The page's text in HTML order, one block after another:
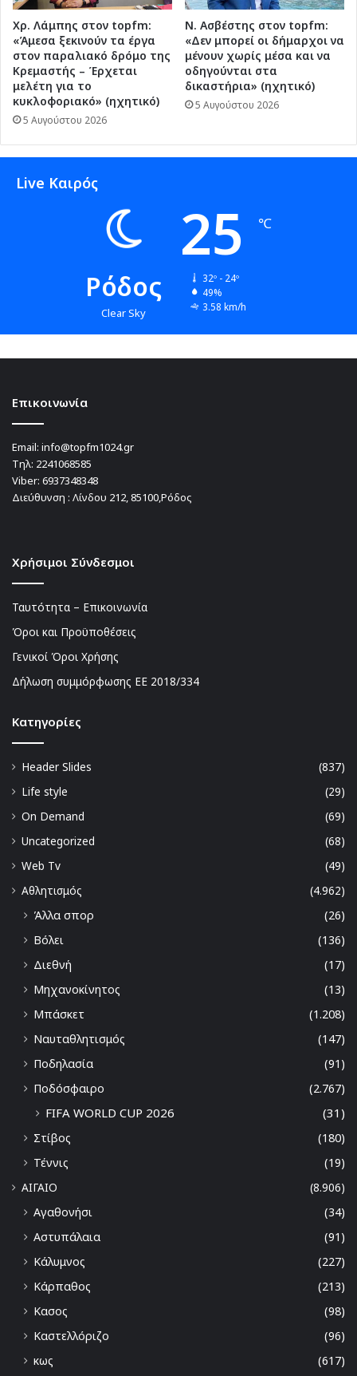
Χρ. Λάμπης στον topfm:
«Άμεσα ξεκινούν τα έργα
στον παραλιακό δρόμο της
Κρεμαστής – Έρχεται
μελέτη για το
κυκλοφοριακό» (ηχητικό)
5 Αυγούστου 2026
Ν. Ασβέστης στον topfm:
«Δεν μπορεί οι δήμαρχοι να
μένουν χωρίς μέσα και να
οδηγούνται στα
δικαστήρια» (ηχητικό)
5 Αυγούστου 2026
Live Καιρός
Ρόδος
Clear Sky
25 ℃
32º - 24º
49%
3.58 km/h
Επικοινωνία
Email: info@topfm1024.gr
Τηλ: 2241068585
Viber: 6937348348
Διεύθυνση : Λίνδου 212, 85100,Ρόδος
Χρήσιμοι Σύνδεσμοι
Ταυτότητα – Επικοινωνία
Όροι και Προϋποθέσεις
Γενικοί Όροι Χρήσης
Δήλωση συμμόρφωσης ΕΕ 2018/334
Kατηγορίες
Header Slides
(837)
Life style
(29)
On Demand
(69)
Uncategorized
(68)
Web Tv
(49)
Αθλητισμός
(4.962)
Άλλα σπορ
(26)
Βόλει
(136)
Διεθνή
(17)
Μηχανοκίνητος
(13)
Μπάσκετ
(1.208)
Ναυταθλητισμός
(147)
Ποδηλασία
(91)
Ποδόσφαιρο
(2.767)
FIFA WORLD CUP 2026 (31)
Στίβος
(180)
Τέννις
(19)
ΑΙΓΑΙΟ
(8.906)
Αγαθονήσι
(34)
Αστυπάλαια
(91)
Κάλυμνος
(227)
Κάρπαθος
(213)
Κασος
(98)
Καστελλόριζο
(96)
κως
(617)